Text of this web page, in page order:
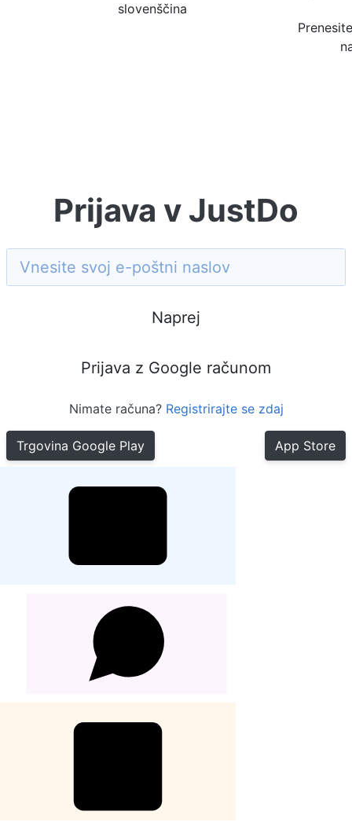
slovenščina
Prijava v JustDo
Naprej
Prijava z Google računom
Nimate računa? Registrirajte se zdaj
Trgovina Google Play App Store